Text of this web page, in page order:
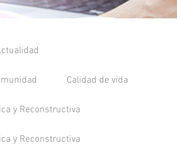
Calidad de vida
y Reconstructiva
y Reconstructiva